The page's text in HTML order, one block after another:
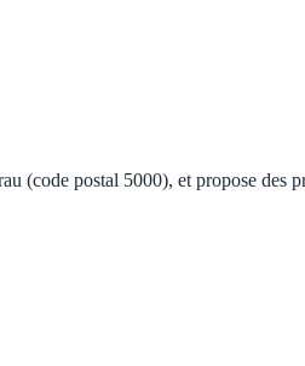
(code postal 5000), et propose